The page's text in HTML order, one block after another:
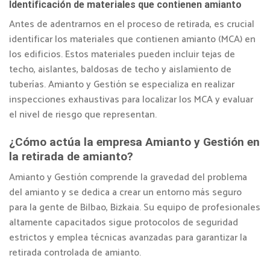
Identificación de materiales que contienen amianto
Antes de adentrarnos en el proceso de retirada, es crucial
identificar los materiales que contienen amianto (MCA) en
los edificios. Estos materiales pueden incluir tejas de
techo, aislantes, baldosas de techo y aislamiento de
tuberías. Amianto y Gestión se especializa en realizar
inspecciones exhaustivas para localizar los MCA y evaluar
el nivel de riesgo que representan.
¿Cómo actúa la empresa Amianto y Gestión en
la retirada de amianto?
Amianto y Gestión comprende la gravedad del problema
del amianto y se dedica a crear un entorno más seguro
para la gente de Bilbao, Bizkaia. Su equipo de profesionales
altamente capacitados sigue protocolos de seguridad
estrictos y emplea técnicas avanzadas para garantizar la
retirada controlada de amianto.